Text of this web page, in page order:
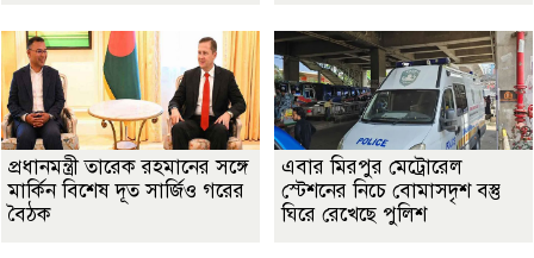
প্রধানমন্ত্রী তারেক রহমানের সঙ্গে
মার্কিন বিশেষ দূত সার্জিও গরের
বৈঠক
এবার মিরপুর মেট্রোরেল
স্টেশনের নিচে বোমাসদৃশ বস্তু
ঘিরে রেখেছে পুলিশ